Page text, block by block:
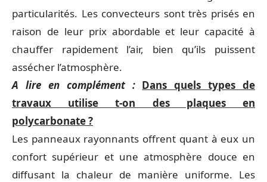
particularités. Les convecteurs sont très prisés en
raison de leur prix abordable et leur capacité à
chauffer rapidement l’air, bien qu’ils puissent
assécher l’atmosphère.
A lire en complément : Dans quels types de
travaux utilise t-on des plaques en
polycarbonate ?
Les panneaux rayonnants offrent quant à eux un
confort supérieur et une atmosphère douce en
diffusant la chaleur de manière uniforme. Les